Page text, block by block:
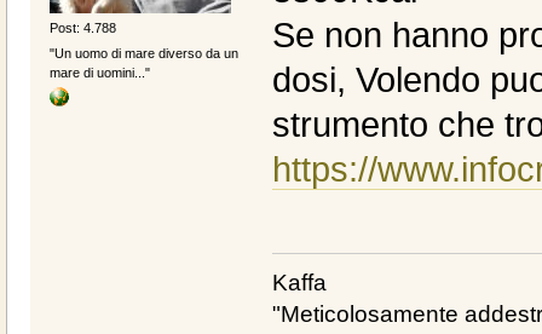
Post: 4.788
"Un uomo di mare diverso da un
mare di uomini..."
Se non hanno
dosi, Volendo
strumento che
https://
Kaffa
"Meticolosamente